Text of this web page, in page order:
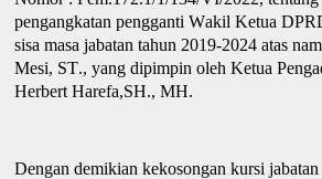
pengangkatan penggantiWakilKetua
sisa masa jabatan tahun 2019-2024atas
Mesi, ST., yang dipimpin oleh Ketua
Herbert Harefa,SH.,MH.
Dengan demikian kekosongan kursi